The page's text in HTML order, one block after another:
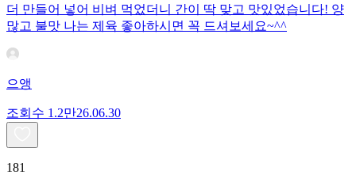
더 만들어 넣어 비벼 먹었더니 간이 딱 맞고 맛있었습니다! 양
많고 불맛 나는 제육 좋아하시면 꼭 드셔보세요~^^
으앵
조회수 1.2만26.06.30
181